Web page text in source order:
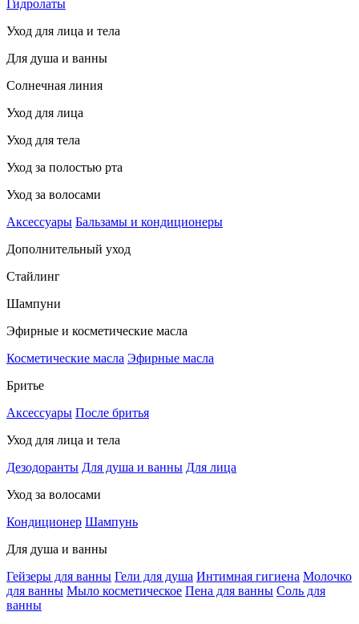
Гидролаты
Уход для лица и тела
Для душа и ванны
Солнечная линия
Уход для лица
Уход для тела
Уход за полостью рта
Уход за волосами
Аксессуары Бальзамы и кондиционеры
Дополнительный уход
Стайлинг
Шампуни
Эфирные и косметические масла
Косметические масла Эфирные масла
Бритье
Аксессуары После бритья
Уход для лица и тела
Дезодоранты Для душа и ванны Для лица
Уход за волосами
Кондиционер Шампунь
Для душа и ванны
Гейзеры для ванны Гели для душа Интимная гигиена Молочко
для ванны Мыло косметическое Пена для ванны Соль для
ванны